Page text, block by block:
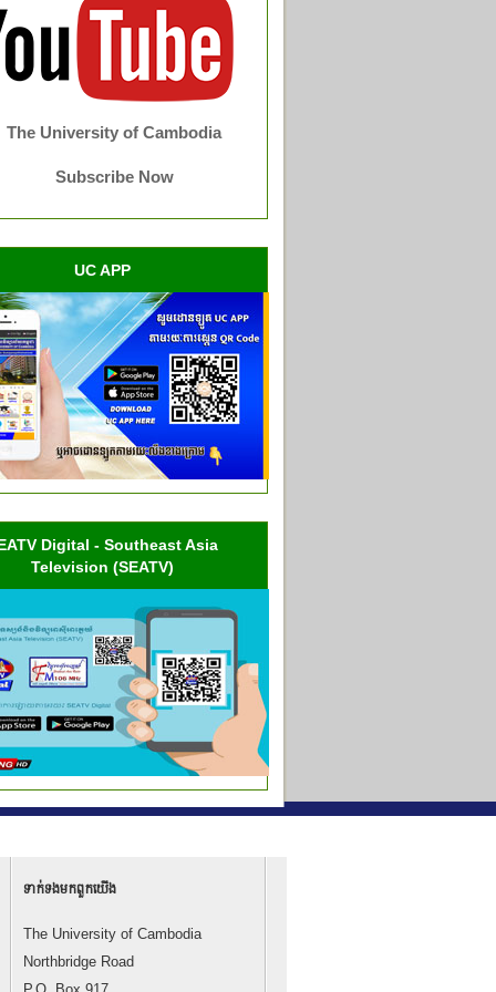
The University of Cambodia
Subscribe Now
UC APP
Digital - Southeast Asia
Television (SEATV)
ទាក់ទង​មក​ពួក​យើង
The University of Cambodia
Northbridge Road